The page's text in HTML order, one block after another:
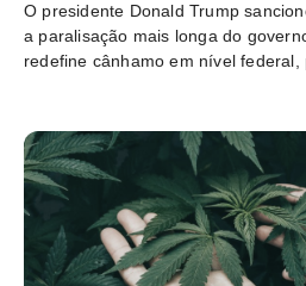
O presidente Donald Trump
a paralisação mais longa do
redefine cânhamo em nível federal,